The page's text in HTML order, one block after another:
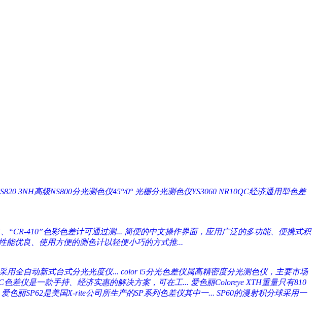
3NH高级NS800分光测色仪45°/0° 光栅分光测色仪YS3060 NR10QC经济通用型色差
“CR-410”色彩色差计可通过测... 简便的中文操作界面，应用广泛的多功能、便携式积
能优良、使用方便的测色计以轻便小巧的方式推...
用全自动新式台式分光光度仪... color i5分光色差仪属高精密度分光测色仪，主要市场
色差仪是一款手持、经济实惠的解决方案，可在工... 爱色丽Coloreye XTH重量只有810
爱色丽SP62是美国X-rite公司所生产的SP系列色差仪其中一... SP60的漫射积分球采用一